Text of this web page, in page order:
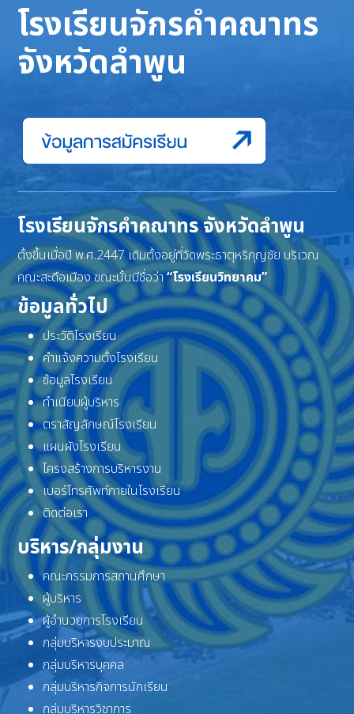
โรงเรียนจักรคำคณาทร
จังหวัดลำพูน
โรงเรียนจักรคำคณาทร จังหวัดลำพูน
ตั้งขึ้นเมื่อปี พ.ศ.2447 เดิมตั้งอยู่ที่วัดพระธาตุหริภุญชัย บริเวณ
คณะสะดือเมือง ขณะนั้นมีชื่อว่า“โรงเรียนวิทยาคม”
ข้อมูลทั่วไป
ประวัติโรงเรียน
คำแจ้งความตั้งโรงเรียน
ข้อมูลโรงเรียน
ทำเนียบผู้บริหาร
ตราสัญลักษณ์โรงเรียน
แผนผังโรงเรียน
โครงสร้างการบริหารงาน
เบอร์โทรศัพท์ภายในโรงเรียน
ติดต่อเรา
บริหาร/กลุ่มงาน
คณะกรรมการสถานศึกษา
ผู้บริหาร
ผู้อำนวยการโรงเรียน
กลุ่มบริหารงบประมาณ
กลุ่มบริหารบุคคล
กลุ่มบริหารกิจการนักเรียน
กลุ่มบริหารวิชาการ